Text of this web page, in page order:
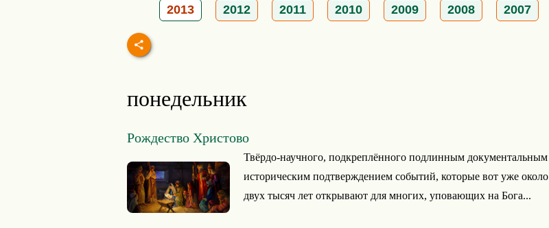
2013 2012 2011 2010 2009 2008 2007
понедельник
Рождество Христово
Твёрдо-научного, подкреплённого подлинным документальным
историческим подтверждением событий, которые вот уже около
двух тысяч лет открывают для многих, уповающих на Бога...